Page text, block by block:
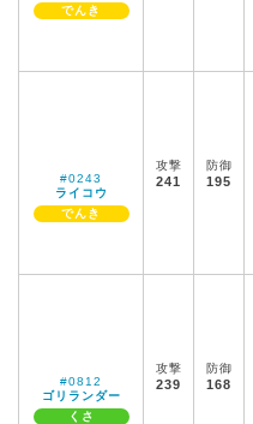
でんき
#0243
ライコウ
でんき
攻撃
241
防御
195
#0812
ゴリランダー
くさ
攻撃
239
防御
168